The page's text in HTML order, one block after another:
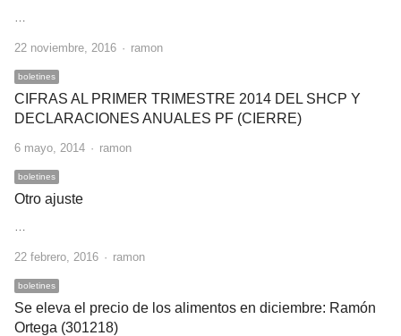
22 noviembre, 2016 Author
ramon
boletines
CIFRAS AL PRIMER TRIMESTRE 2014 DEL SHCP Y
DECLARACIONES ANUALES PF (CIERRE)
6 mayo, 2014 Author
ramon
boletines
Otro ajuste
22 febrero, 2016 Author
ramon
boletines
Se eleva el precio de los alimentos en diciembre: Ramón
Ortega (301218)